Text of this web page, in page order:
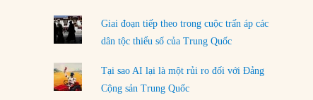
Dương
03/08/2026
Đặt cược vào thất bại: Các quỹ đầu tư mạo
hiểm quốc gia và khía cạnh chính trị của vốn
Giai đoạn tiếp theo trong cuộc trấn áp các
dân tộc thiểu số của Trung Quốc
Tại sao AI lại là một rủi ro đối với Đảng
Cộng sản Trung Quốc